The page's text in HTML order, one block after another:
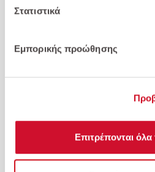
Απορρήτου
Στατιστικά
Εμπορικής προώθησης
Επιτρέπονται